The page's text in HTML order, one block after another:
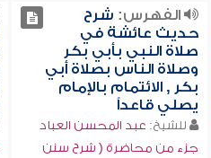
الفهرس: شرح
حديث عائشة في
صلاة النبي بأبي بكر
وصلاة الناس بصلاة أبي
بكر , الائتمام بالإمام
يصلي قاعداً
للشيخ: عبد المحسن العباد
جزء من محاضرة ( شرح سنن